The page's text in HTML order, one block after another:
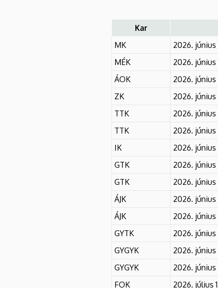
Kar
MK
2026.
MÉK
2026. június
ÁOK
2026.
ZK
2026.
TTK
2026. június
TTK
2026. június
IK
2026.
GTK
2026.
GTK
2026.
ÁJK
2026.
ÁJK
2026.
GYTK
2026.
GYGYK
2026.
GYGYK
2026.
FOK
2026. július